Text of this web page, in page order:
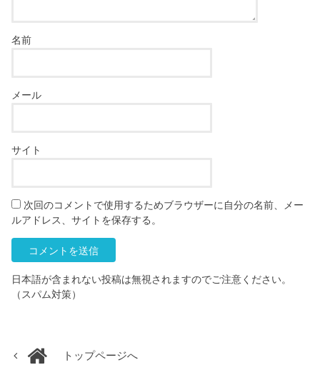
名前
メール
サイト
次回のコメントで使用するためブラウザーに自分の名前、メー
ルアドレス、サイトを保存する。
日本語が含まれない投稿は無視されますのでご注意ください。
（スパム対策）
トップページへ